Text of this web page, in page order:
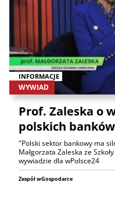
INFORMACJE
WYWIAD
Prof. Zaleska o
polskich banków
"Polski sektor bankowy ma
Małgorzata Zaleska ze
wywiadzie dla wPolsce24
Zespół wGospodarce